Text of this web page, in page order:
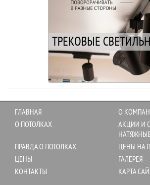
ТРЕКОВЫЕ
ГЛАВНАЯ
О
О ПОТОЛКАХ
АКЦИИ И
ПРАВДА О ПОТОЛКАХ
ЦЕНЫ НА
ЦЕНЫ
ГАЛЕРЕЯ
КОНТАКТЫ
КАРТА